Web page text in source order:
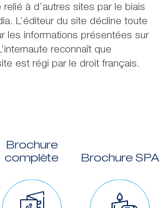
à d’autres sites par le biais
L’éditeur du site décline toute
les informations présentées sur
reconnaît que
est régi par le droit français.
Brochure
complète
Brochure SPA